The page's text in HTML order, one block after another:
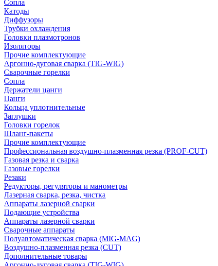
Сопла
Катоды
Диффузоры
Трубки охлаждения
Головки плазмотронов
Изоляторы
Прочие комплектующие
Аргонно-дуговая сварка (TIG-WIG)
Сварочные горелки
Сопла
Держатели цанги
Цанги
Кольца уплотнительные
Заглушки
Головки горелок
Шланг-пакеты
Прочие комплектующие
Профессиональная воздушно-плазменная резка (PROF-CUT)
Газовая резка и сварка
Газовые горелки
Резаки
Редукторы, регуляторы и манометры
Лазерная сварка, резка, чистка
Аппараты лазерной сварки
Подающие устройства
Аппараты лазерной сварки
Сварочные аппараты
Полуавтоматическая сварка (MIG-MAG)
Воздушно-плазменная резка (CUT)
Дополнительные товары